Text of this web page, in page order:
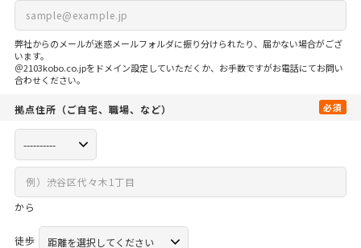
弊社からのメールが迷惑メールフォルダに振り分けられたり、届かない場合がござ
います。
＠2103kobo.co.jpをドメイン設定していただくか、お手数ですがお電話にてお問い
合わせください。
拠点住所 （ご自宅、 職場、など） 必須
から
徒歩